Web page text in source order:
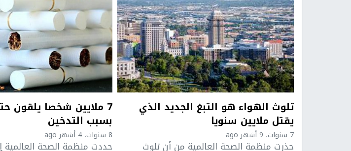
تلوث الهواء هو التبغ الجديد الذي
يقتل ملايين سنويا
7 سنوات، 9 أشهر ago
حذرت منظمة الصحة العالمية من أن تلوث
7 ملايين شخصا يلقون
بسبب التدخين
8 سنوات، 4 أشهر ago
حددت منظمة الصحة العالمية